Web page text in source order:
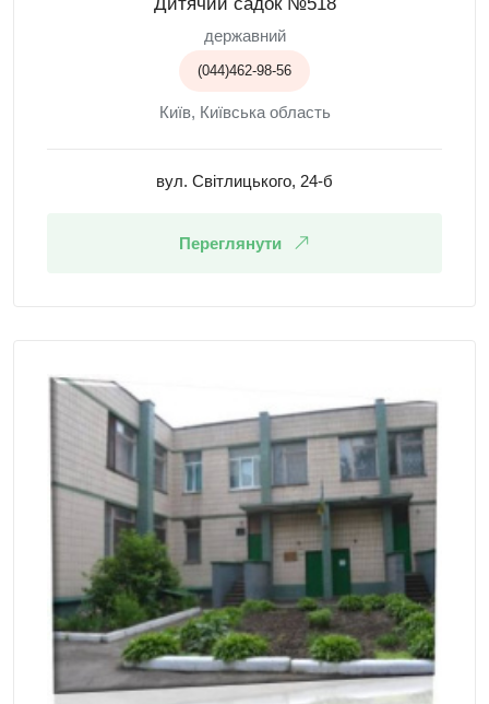
державний
(044)462-98-56
Київ, Київська область
вул. Світлицького, 24-б
Переглянути